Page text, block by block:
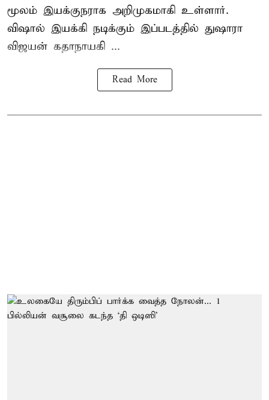
மூலம் இயக்குநராக அறிமுகமாகி உள்ளார்.
விஷால் இயக்கி நடிக்கும் இப்படத்தில் துஷாரா
விஜயன் கதாநாயகி ...
Read More